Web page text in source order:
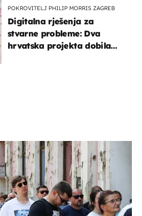
POKROVITELJ PHILIP MORRIS ZAGREB
Digitalna rješenja za
stvarne probleme: Dva
hrvatska projekta dobila